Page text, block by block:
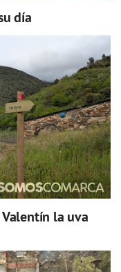
día
la uva